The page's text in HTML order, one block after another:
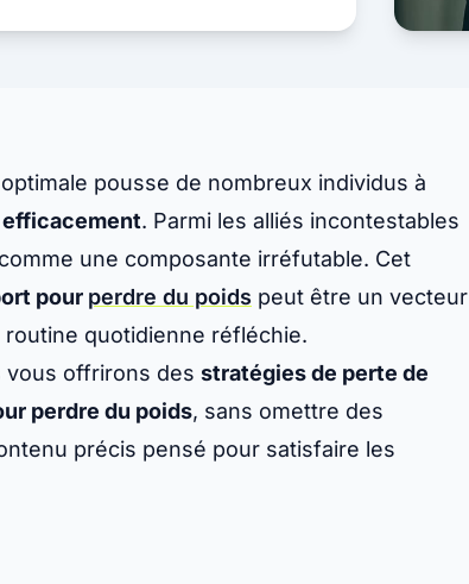
pousse de nombreux individus à
efficacement. Parmi les alliés incontestables
une composante irréfutable. Cet
pour perdre du poids peut être un vecteur
quotidienne réfléchie.
vous offrirons des stratégies de perte de
perdre du poids, sans omettre des
précis pensé pour satisfaire les